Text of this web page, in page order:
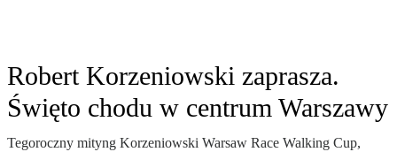
Robert Korzeniowski zaprasza.
Święto chodu w centrum Warszawy
Tegoroczny mityng Korzeniowski Warsaw Race Walking Cup,